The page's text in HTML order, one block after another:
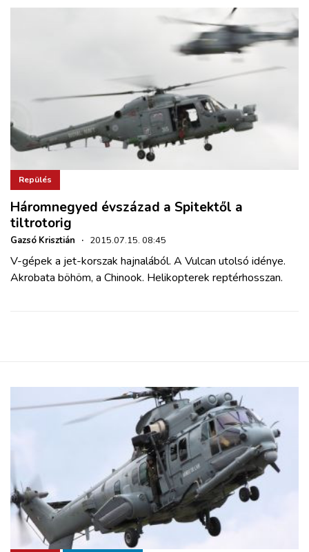
Repülés
Háromnegyed évszázad a Spitektől a
tiltrotorig
Gazsó Krisztián · 2015.07.15. 08:45
V-gépek a jet-korszak hajnalából. A Vulcan utolsó idénye.
Akrobata böhöm, a Chinook. Helikopterek reptérhosszan.